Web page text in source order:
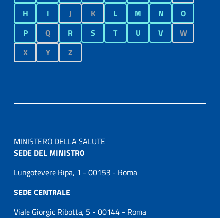
H
I J K L M N
O
P
Q R S T U V
W
X
Y Z
MINISTERO DELLA SALUTE
SEDE DEL MINISTRO
Lungotevere Ripa, 1 - 00153 - Roma
SEDE CENTRALE
Viale Giorgio Ribotta, 5 - 00144 - Roma